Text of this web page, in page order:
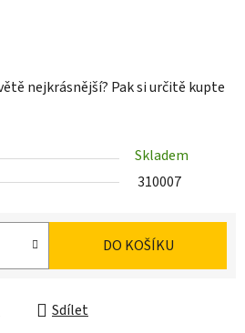
nejkrásnější? Pak si určitě kupte
Skladem
310007
DO KOŠÍKU
Sdílet